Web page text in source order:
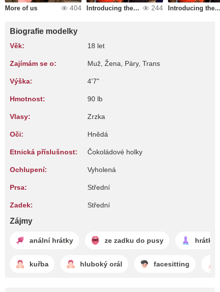
More of us 404 Introducing the royals 244 Introducing
Biografie modelky
Věk: 18 let
Zajímám se o: Muž, Žena, Páry, Trans
Výška: 4'7"
Hmotnost: 90 lb
Vlasy: Zrzka
Oči: Hnědá
Etnická příslušnost: Čokoládové holky
Ochlupení: Vyholená
Prsa: Střední
Zadek: Střední
Zájmy
anální hrátky ze zadku do pusy hrátky
kuřba hluboký orál facesitting